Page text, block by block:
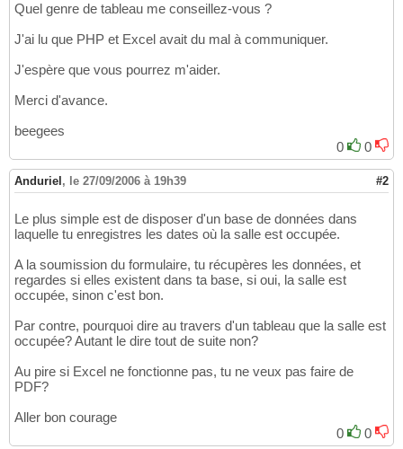
Quel genre de tableau me conseillez-vous ?
J'ai lu que PHP et Excel avait du mal à communiquer.
J'espère que vous pourrez m'aider.
Merci d'avance.
beegees
0
0
Anduriel , le 27/09/2006 à 19h39 #2
Le plus simple est de disposer d'un base de données dans
laquelle tu enregistres les dates où la salle est occupée.
A la soumission du formulaire, tu récupères les données, et
regardes si elles existent dans ta base, si oui, la salle est
occupée, sinon c'est bon.
Par contre, pourquoi dire au travers d'un tableau que la salle est
occupée? Autant le dire tout de suite non?
Au pire si Excel ne fonctionne pas, tu ne veux pas faire de
PDF?
Aller bon courage
0
0